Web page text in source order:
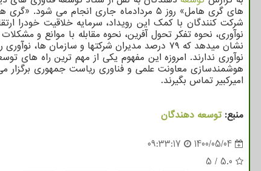
های گری هامل» روز ۵ مردادماه جاری
شرکت کنندگان با کمک این رویداد، سرمایه خلاقیت خودرا
نوآوری، نحوه تفکر تحول آفرین، نحوه مقابله با موانع و
نوآوری ندارند. امروزه این مفهوم یکی از مهم ترین راه های
هوشمندسازی معاونت علمی و فناوری ریاست جمهوری برگزار
امیرکبیر تماس بگیرند.
منبع: توسعه دهندگان
1400/05/04
09:33:17
5.0
/
5